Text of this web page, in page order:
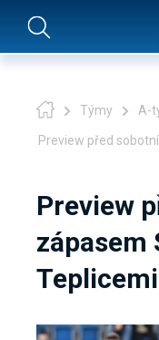
Týmy A-
Preview před
Preview
zápasem
Teplicemi